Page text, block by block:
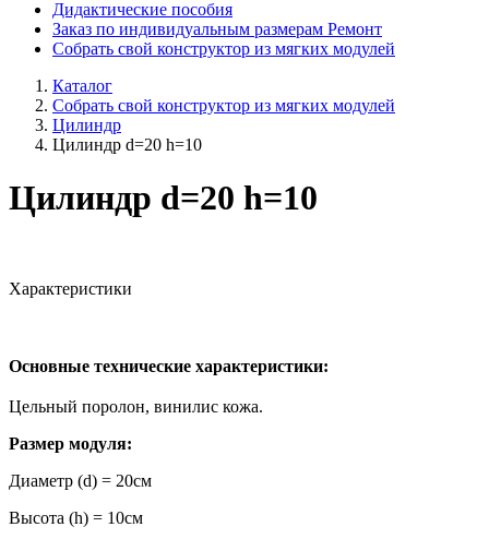
Дидактические пособия
Заказ по индивидуальным размерам Ремонт
Собрать свой конструктор из мягких модулей
Каталог
Собрать свой конструктор из мягких модулей
Цилиндр
Цилиндр d=20 h=10
Цилиндр d=20 h=10
Характеристики
Основные технические характеристики:
Цельный поролон, винилис кожа.
Размер модуля:
Диаметр (d) = 20см
Высота (h) = 10см